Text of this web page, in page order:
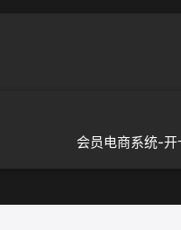
会员电商系统-